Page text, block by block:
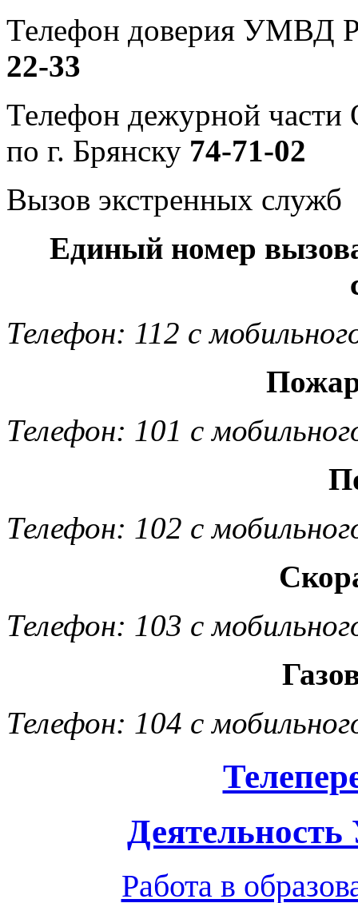
Телефон доверия УМВД
22-33
Телефон дежурной
по г. Брянску 74-71-02
Вызов экстренных служб
Единый номер
Телефон: 112 с
Телефон: 101 с
Телефон: 102 с
Телефон: 103 с
Телефон: 104 с
Работа в